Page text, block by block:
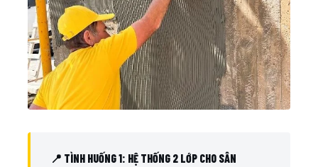
📍 TÌNH HUỐNG 1: HỆ THỐNG 2 LỚP CHO SÂN